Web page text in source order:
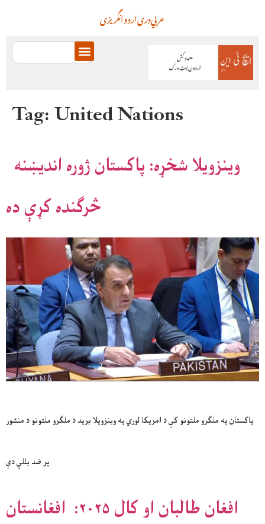
انگریزیاردودریعربي
Tag:United Nations
څرګنده کړې ده
پاکستان په ملګرو ملتونو کې د امریکا لوري په وینزویلا برید د ملګرو ملتونو د منشور
پر ضد بللې دې
افغان طالبان او کال ۲۰۲۵: افغانستان